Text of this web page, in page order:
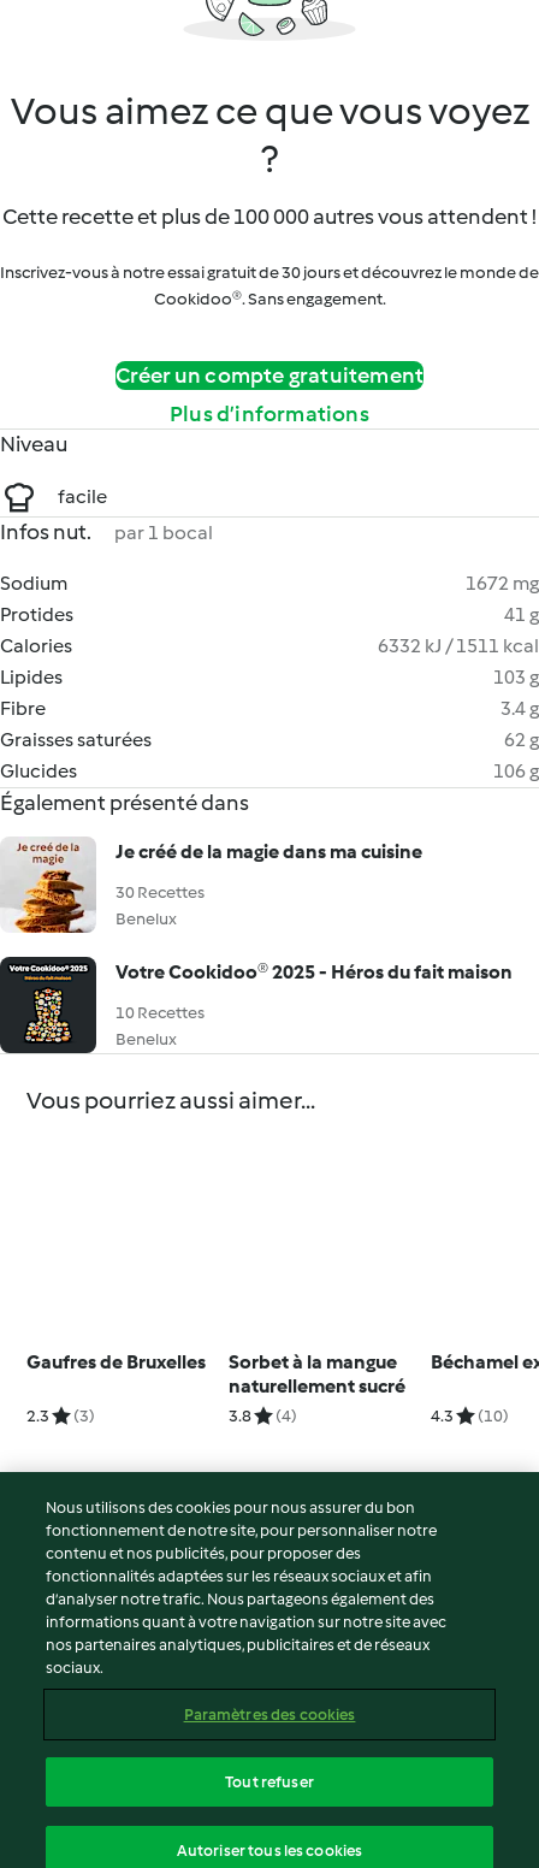
Vous aimez ce que vous voyez
?
Cette recette et plus de 100 000 autres vous attendent !
Inscrivez-vous à notre essai gratuit de 30 jours et découvrez le monde de
Cookidoo®. Sans engagement.
Créer un compte gratuitement
Plus d’informations
Niveau
facile
Infos nut. par 1 bocal
Sodium
1672 mg
Protides
41 g
Calories
6332 kJ / 1511 kcal
Lipides
103 g
Fibre
3.4 g
Graisses saturées
62 g
Glucides
106 g
Également présenté dans
Je créé de la magie dans ma cuisine
30 Recettes
Benelux
Votre Cookidoo® 2025 - Héros du fait maison
10 Recettes
Benelux
Vous pourriez aussi aimer...
Gaufres de Bruxelles
2.3 (3)
Sorbet à la mangue
naturellement sucré
3.8 (4)
Béchamel
4.3 (10)
© Copyright 2026
Conditions d'utilisation
Politique de confidentialité
Non-responsabilité
Mentions légales
Contenu du rapport
Déclaration d'accessibilité
Nous utilisons des cookies pour nous assurer du bon
fonctionnement de notre site, pour personnaliser notre
contenu et nos publicités, pour proposer des
fonctionnalités adaptées sur les réseaux sociaux et afin
d’analyser notre trafic. Nous partageons également des
informations quant à votre navigation sur notre site avec
nos partenaires analytiques, publicitaires et de réseaux
sociaux.
Paramètres des cookies
Tout refuser
Autoriser tous les cookies